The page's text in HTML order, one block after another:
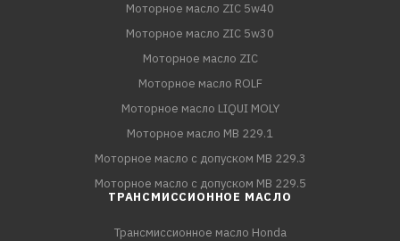
Моторное масло ZIC 5w40
Моторное масло ZIC 5w30
Моторное масло ZIC
Моторное масло ROLF
Моторное масло LIQUI MOLY
Моторное масло MB 229.1
Моторное масло с допуском MB 229.3
Моторное масло с допуском MB 229.5
ТРАНСМИССИОННОЕ МАСЛО
Трансмиссионное масло Honda